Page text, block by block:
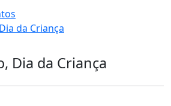
da Criança
Dia da Criança